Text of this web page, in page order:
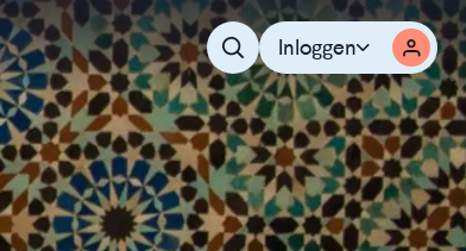
Inloggen